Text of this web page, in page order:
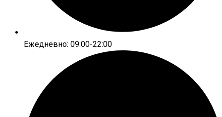
Ежедневно: 09:00-22:00